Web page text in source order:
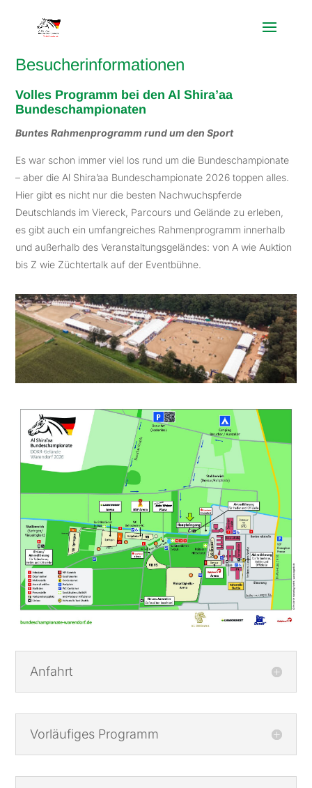
Besucherinformationen
Volles Programm bei den Al Shira’aa
Bundeschampionaten
Buntes Rahmenprogramm rund um den Sport
Es war schon immer viel los rund um die Bundeschampionate
– aber die Al Shira’aa Bundeschampionate 2026 toppen alles.
Hier gibt es nicht nur die besten Nachwuchspferde
Deutschlands im Viereck, Parcours und Gelände zu erleben,
es gibt auch ein umfangreiches Rahmenprogramm innerhalb
und außerhalb des Veranstaltungsgeländes: von A wie Auktion
bis Z wie Züchtertalk auf der Eventbühne.
Anfahrt
Vorläufiges Programm